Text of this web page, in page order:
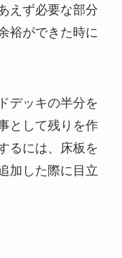
えず必要な部分
裕ができた時に
デッキの半分を
として残りを作
るには、床板を
加した際に目立